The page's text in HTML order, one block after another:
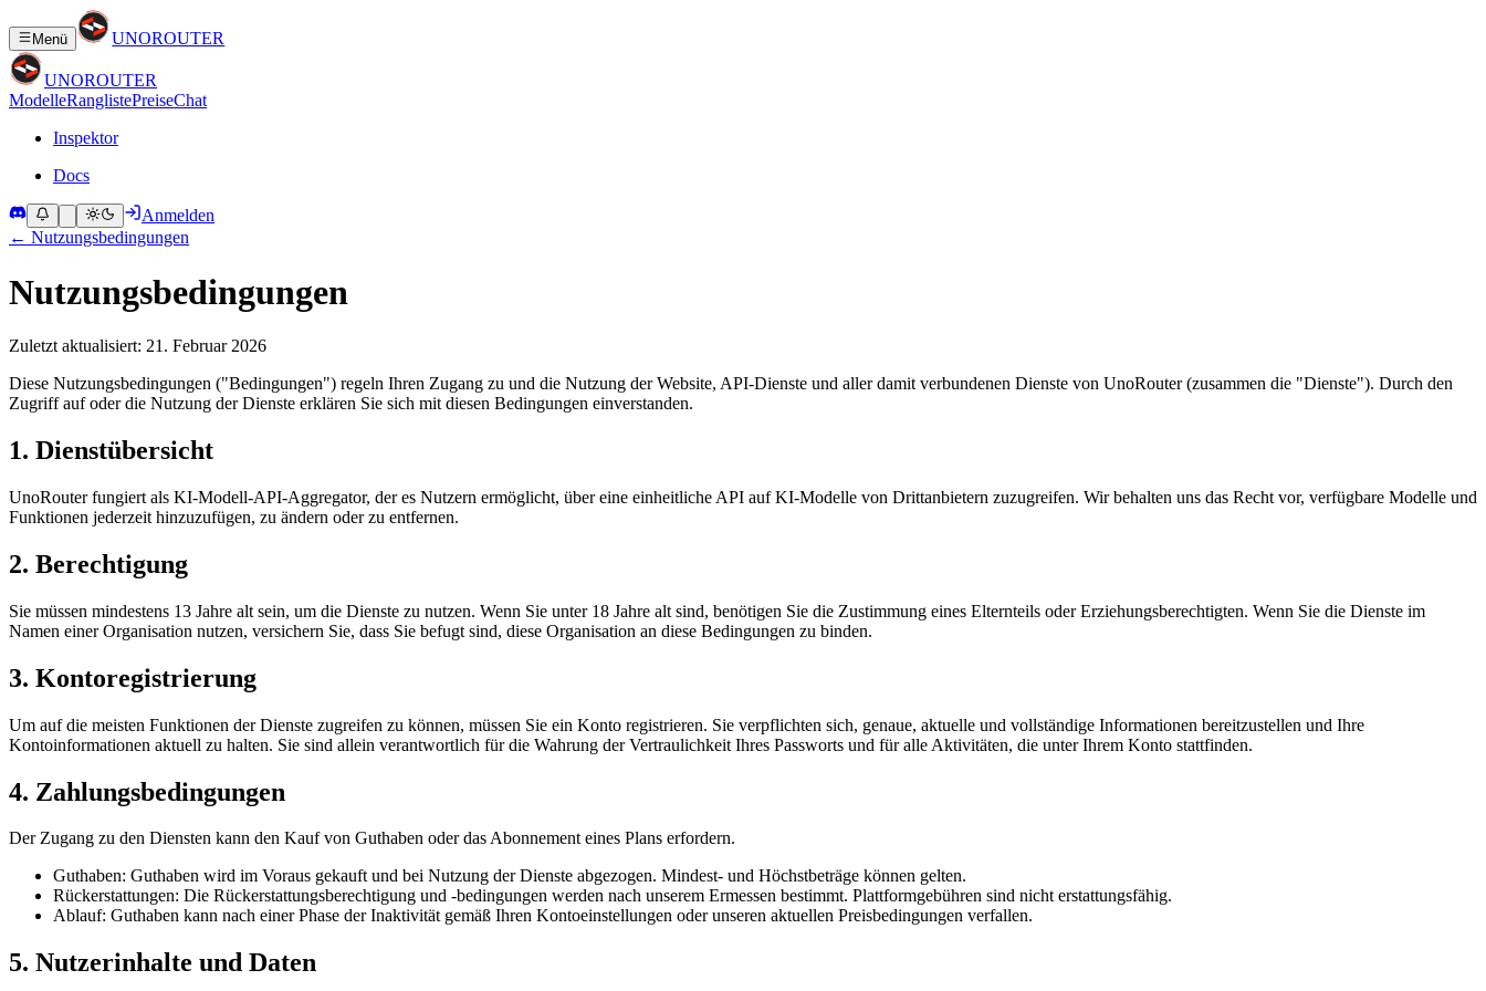
Menü UNOROUTER
UNOROUTER
ModelleRanglistePreiseChat
Inspektor
Docs
Anmelden
← Nutzungsbedingungen
Nutzungsbedingungen
Zuletzt aktualisiert: 21. Februar 2026
Diese Nutzungsbedingungen ("Bedingungen") regeln Ihren Zugang zu und die Nutzung der Website, API-Dienste und aller damit verbundenen Dienste von UnoRouter (zusammen die "Dienste"). Durch den
Zugriff auf oder die Nutzung der Dienste erklären Sie sich mit diesen Bedingungen einverstanden.
1. Dienstübersicht
UnoRouter fungiert als KI-Modell-API-Aggregator, der es Nutzern ermöglicht, über eine einheitliche API auf KI-Modelle von Drittanbietern zuzugreifen. Wir behalten uns das Recht vor, verfügbare Modelle und
Funktionen jederzeit hinzuzufügen, zu ändern oder zu entfernen.
2. Berechtigung
Sie müssen mindestens 13 Jahre alt sein, um die Dienste zu nutzen. Wenn Sie unter 18 Jahre alt sind, benötigen Sie die Zustimmung eines Elternteils oder Erziehungsberechtigten. Wenn Sie die Dienste im
Namen einer Organisation nutzen, versichern Sie, dass Sie befugt sind, diese Organisation an diese Bedingungen zu binden.
3. Kontoregistrierung
Um auf die meisten Funktionen der Dienste zugreifen zu können, müssen Sie ein Konto registrieren. Sie verpflichten sich, genaue, aktuelle und vollständige Informationen bereitzustellen und Ihre
Kontoinformationen aktuell zu halten. Sie sind allein verantwortlich für die Wahrung der Vertraulichkeit Ihres Passworts und für alle Aktivitäten, die unter Ihrem Konto stattfinden.
4. Zahlungsbedingungen
Der Zugang zu den Diensten kann den Kauf von Guthaben oder das Abonnement eines Plans erfordern.
Guthaben: Guthaben wird im Voraus gekauft und bei Nutzung der Dienste abgezogen. Mindest- und Höchstbeträge können gelten.
Rückerstattungen: Die Rückerstattungsberechtigung und -bedingungen werden nach unserem Ermessen bestimmt. Plattformgebühren sind nicht erstattungsfähig.
Ablauf: Guthaben kann nach einer Phase der Inaktivität gemäß Ihren Kontoeinstellungen oder unseren aktuellen Preisbedingungen verfallen.
5. Nutzerinhalte und Daten